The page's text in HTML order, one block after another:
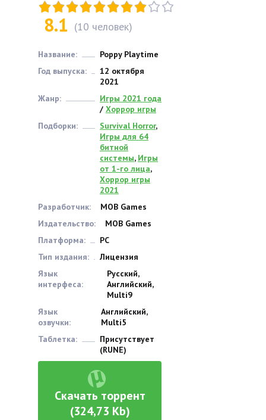
8.1 (10 человек)
Название:
Poppy Playtime
Год выпуска:
12 октября
2021
Жанр:
Игры 2021 года
/ Хоррор игры
Подборки:
Survival Horror,
Игры для 64
битной
системы, Игры
от 1-го лица,
Хоррор игры
2021
Разработчик:
MOB Games
Издательство:
MOB Games
Платформа:
PC
Тип издания:
Лицензия
Язык
интерфеса:
Русский,
Английский,
Multi9
Язык
озвучки:
Английский,
Multi5
Таблетка:
Присутствует
(RUNE)
Скачать торрент
(324,73 Kb)